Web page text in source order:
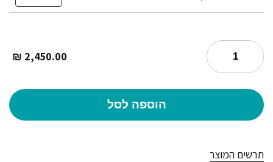
2,450.00
₪
הוספה לסל
תרשים המוצר